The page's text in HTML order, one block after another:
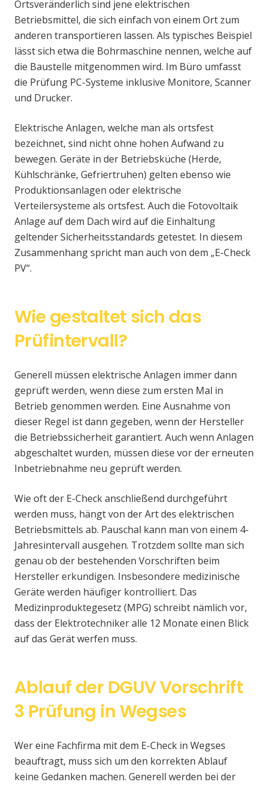
Ortsveränderlich sind jene elektrischen
Betriebsmittel, die sich einfach von einem Ort zum
anderen transportieren lassen. Als typisches Beispiel
lässt sich etwa die Bohrmaschine nennen, welche auf
die Baustelle mitgenommen wird. Im Büro umfasst
die Prüfung PC-Systeme inklusive Monitore, Scanner
und Drucker.
Elektrische Anlagen, welche man als ortsfest
bezeichnet, sind nicht ohne hohen Aufwand zu
bewegen. Geräte in der Betriebsküche (Herde,
Kühlschränke, Gefriertruhen) gelten ebenso wie
Produktionsanlagen oder elektrische
Verteilersysteme als ortsfest. Auch die Fotovoltaik
Anlage auf dem Dach wird auf die Einhaltung
geltender Sicherheitsstandards getestet. In diesem
Zusammenhang spricht man auch von dem „E-Check
PV“.
Wie gestaltet sich das
Prüfintervall?
Generell müssen elektrische Anlagen immer dann
geprüft werden, wenn diese zum ersten Mal in
Betrieb genommen werden. Eine Ausnahme von
dieser Regel ist dann gegeben, wenn der Hersteller
die Betriebssicherheit garantiert. Auch wenn Anlagen
abgeschaltet wurden, müssen diese vor der erneuten
Inbetriebnahme neu geprüft werden.
Wie oft der E-Check anschließend durchgeführt
werden muss, hängt von der Art des elektrischen
Betriebsmittels ab. Pauschal kann man von einem 4-
Jahresintervall ausgehen. Trotzdem sollte man sich
genau ob der bestehenden Vorschriften beim
Hersteller erkundigen. Insbesondere medizinische
Geräte werden häufiger kontrolliert. Das
Medizinproduktegesetz (MPG) schreibt nämlich vor,
dass der Elektrotechniker alle 12 Monate einen Blick
auf das Gerät werfen muss.
Ablauf der DGUV Vorschrift
3 Prüfung in Wegses
Wer eine Fachfirma mit dem E-Check in Wegses
beauftragt, muss sich um den korrekten Ablauf
keine Gedanken machen. Generell werden bei der